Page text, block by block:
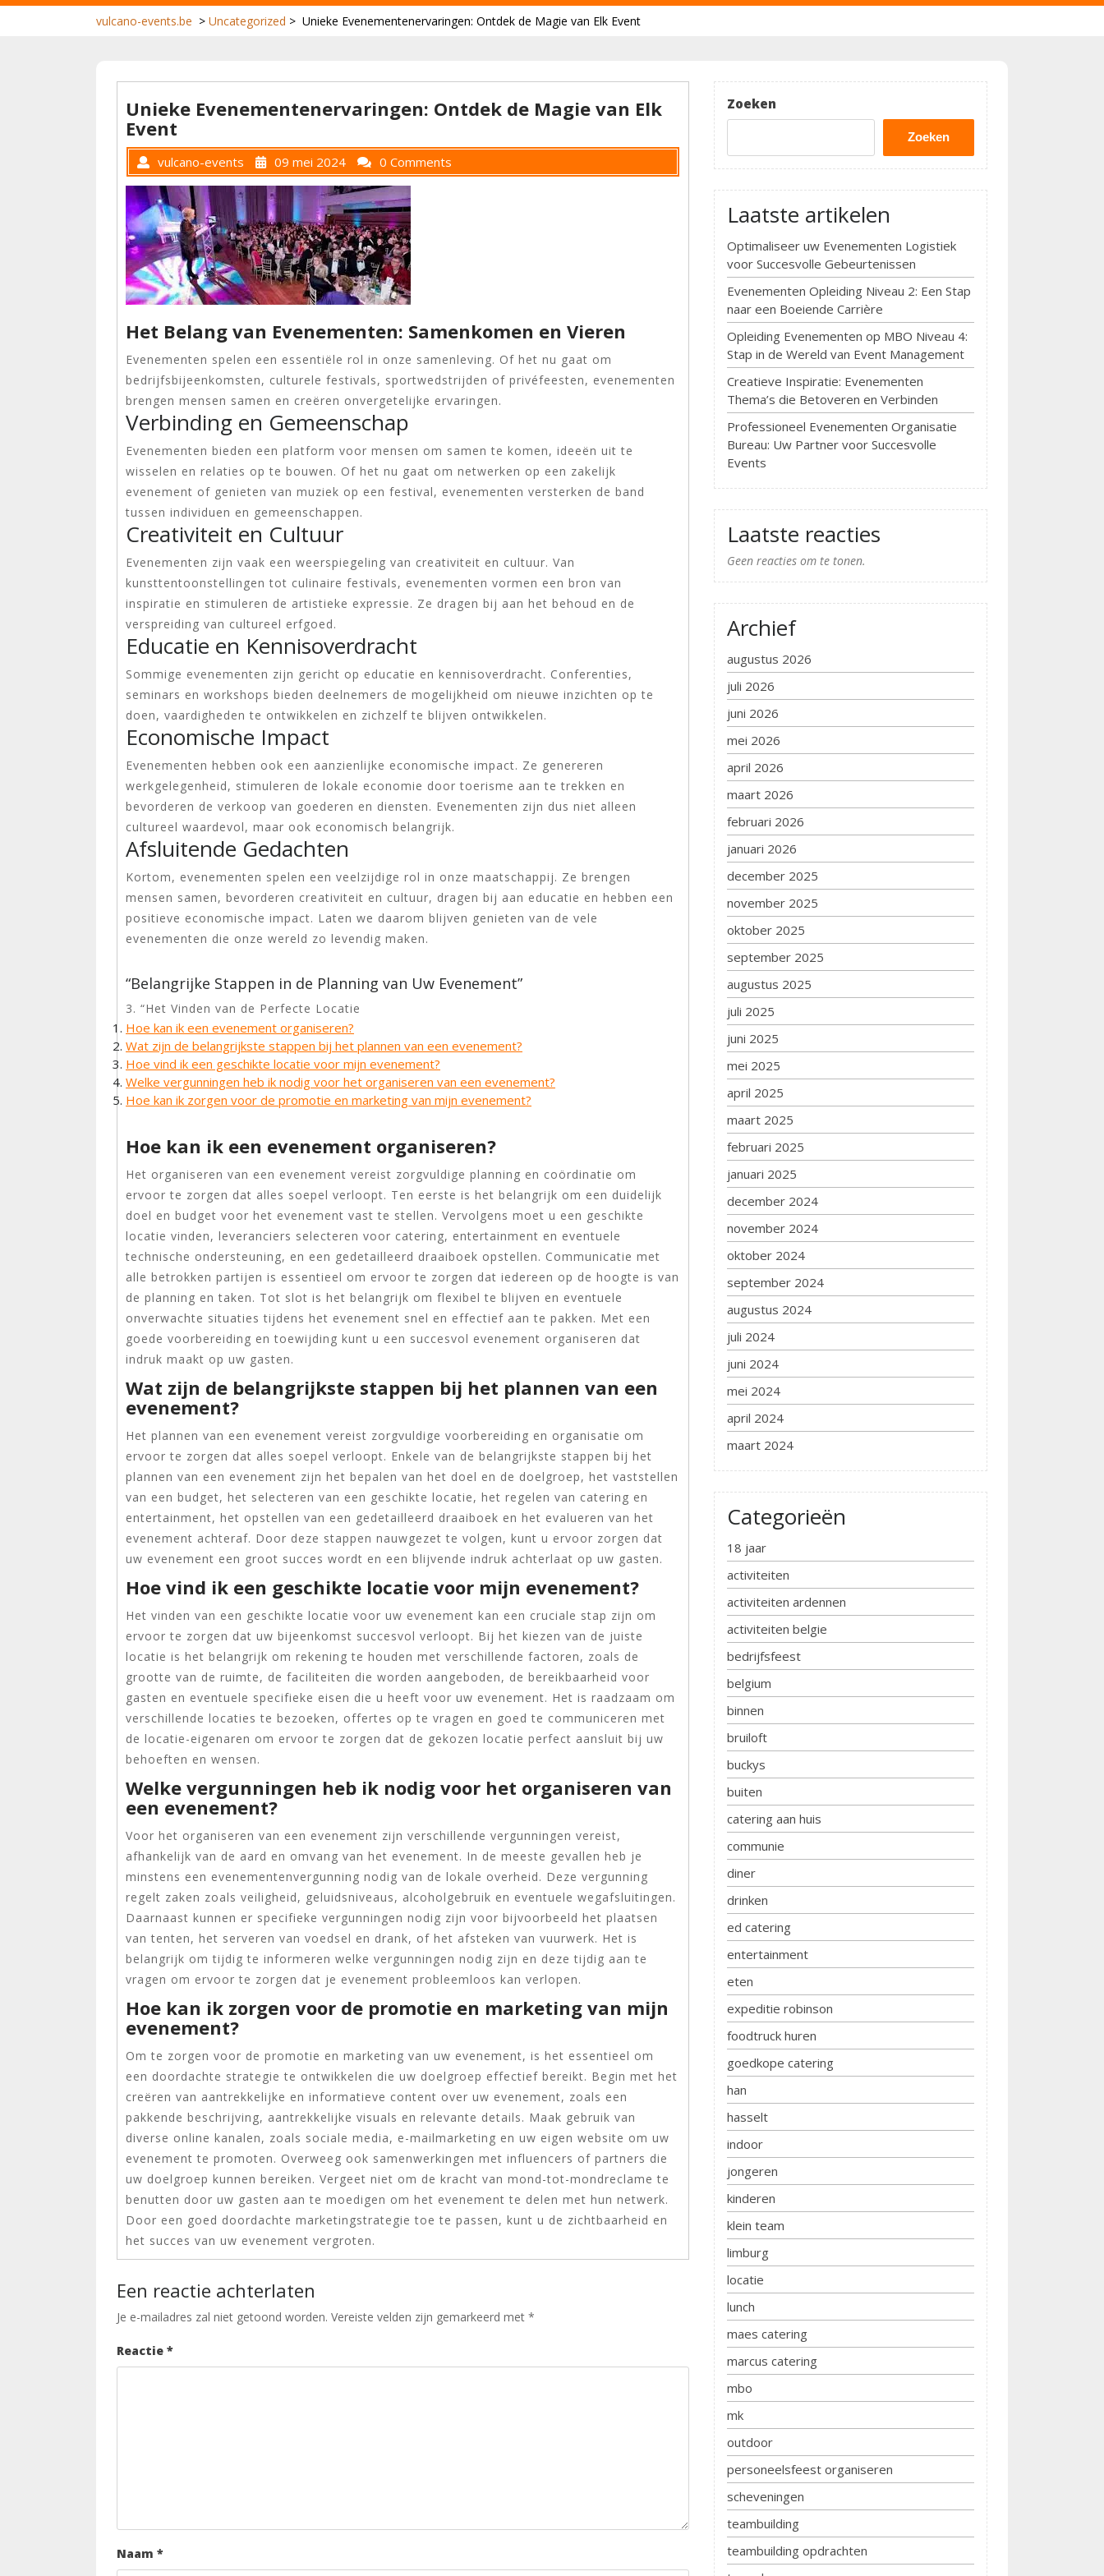
vulcano-events.be > Uncategorized > Unieke Evenementenervaringen: Ontdek de Magie van Elk Event
Unieke Evenementenervaringen: Ontdek de Magie van Elk
Event
vulcano-events 09 mei 2024 0 Comments
Het Belang van Evenementen: Samenkomen en Vieren
Evenementen spelen een essentiële rol in onze samenleving. Of het nu gaat om
bedrijfsbijeenkomsten, culturele festivals, sportwedstrijden of privéfeesten, evenementen
brengen mensen samen en creëren onvergetelijke ervaringen.
Verbinding en Gemeenschap
Evenementen bieden een platform voor mensen om samen te komen, ideeën uit te
wisselen en relaties op te bouwen. Of het nu gaat om netwerken op een zakelijk
evenement of genieten van muziek op een festival, evenementen versterken de band
tussen individuen en gemeenschappen.
Creativiteit en Cultuur
Evenementen zijn vaak een weerspiegeling van creativiteit en cultuur. Van
kunsttentoonstellingen tot culinaire festivals, evenementen vormen een bron van
inspiratie en stimuleren de artistieke expressie. Ze dragen bij aan het behoud en de
verspreiding van cultureel erfgoed.
Educatie en Kennisoverdracht
Sommige evenementen zijn gericht op educatie en kennisoverdracht. Conferenties,
seminars en workshops bieden deelnemers de mogelijkheid om nieuwe inzichten op te
doen, vaardigheden te ontwikkelen en zichzelf te blijven ontwikkelen.
Economische Impact
Evenementen hebben ook een aanzienlijke economische impact. Ze genereren
werkgelegenheid, stimuleren de lokale economie door toerisme aan te trekken en
bevorderen de verkoop van goederen en diensten. Evenementen zijn dus niet alleen
cultureel waardevol, maar ook economisch belangrijk.
Afsluitende Gedachten
Kortom, evenementen spelen een veelzijdige rol in onze maatschappij. Ze brengen
mensen samen, bevorderen creativiteit en cultuur, dragen bij aan educatie en hebben een
positieve economische impact. Laten we daarom blijven genieten van de vele
evenementen die onze wereld zo levendig maken.
“Belangrijke Stappen in de Planning van Uw Evenement”
3. “Het Vinden van de Perfecte Locatie
Hoe kan ik een evenement organiseren?
Wat zijn de belangrijkste stappen bij het plannen van een evenement?
Hoe vind ik een geschikte locatie voor mijn evenement?
Welke vergunningen heb ik nodig voor het organiseren van een evenement?
Hoe kan ik zorgen voor de promotie en marketing van mijn evenement?
Hoe kan ik een evenement organiseren?
Het organiseren van een evenement vereist zorgvuldige planning en coördinatie om
ervoor te zorgen dat alles soepel verloopt. Ten eerste is het belangrijk om een duidelijk
doel en budget voor het evenement vast te stellen. Vervolgens moet u een geschikte
locatie vinden, leveranciers selecteren voor catering, entertainment en eventuele
technische ondersteuning, en een gedetailleerd draaiboek opstellen. Communicatie met
alle betrokken partijen is essentieel om ervoor te zorgen dat iedereen op de hoogte is van
de planning en taken. Tot slot is het belangrijk om flexibel te blijven en eventuele
onverwachte situaties tijdens het evenement snel en effectief aan te pakken. Met een
goede voorbereiding en toewijding kunt u een succesvol evenement organiseren dat
indruk maakt op uw gasten.
Wat zijn de belangrijkste stappen bij het plannen van een
evenement?
Het plannen van een evenement vereist zorgvuldige voorbereiding en organisatie om
ervoor te zorgen dat alles soepel verloopt. Enkele van de belangrijkste stappen bij het
plannen van een evenement zijn het bepalen van het doel en de doelgroep, het vaststellen
van een budget, het selecteren van een geschikte locatie, het regelen van catering en
entertainment, het opstellen van een gedetailleerd draaiboek en het evalueren van het
evenement achteraf. Door deze stappen nauwgezet te volgen, kunt u ervoor zorgen dat
uw evenement een groot succes wordt en een blijvende indruk achterlaat op uw gasten.
Hoe vind ik een geschikte locatie voor mijn evenement?
Het vinden van een geschikte locatie voor uw evenement kan een cruciale stap zijn om
ervoor te zorgen dat uw bijeenkomst succesvol verloopt. Bij het kiezen van de juiste
locatie is het belangrijk om rekening te houden met verschillende factoren, zoals de
grootte van de ruimte, de faciliteiten die worden aangeboden, de bereikbaarheid voor
gasten en eventuele specifieke eisen die u heeft voor uw evenement. Het is raadzaam om
verschillende locaties te bezoeken, offertes op te vragen en goed te communiceren met
de locatie-eigenaren om ervoor te zorgen dat de gekozen locatie perfect aansluit bij uw
behoeften en wensen.
Welke vergunningen heb ik nodig voor het organiseren van
een evenement?
Voor het organiseren van een evenement zijn verschillende vergunningen vereist,
afhankelijk van de aard en omvang van het evenement. In de meeste gevallen heb je
minstens een evenementenvergunning nodig van de lokale overheid. Deze vergunning
regelt zaken zoals veiligheid, geluidsniveaus, alcoholgebruik en eventuele wegafsluitingen.
Daarnaast kunnen er specifieke vergunningen nodig zijn voor bijvoorbeeld het plaatsen
van tenten, het serveren van voedsel en drank, of het afsteken van vuurwerk. Het is
belangrijk om tijdig te informeren welke vergunningen nodig zijn en deze tijdig aan te
vragen om ervoor te zorgen dat je evenement probleemloos kan verlopen.
Hoe kan ik zorgen voor de promotie en marketing van mijn
evenement?
Om te zorgen voor de promotie en marketing van uw evenement, is het essentieel om
een doordachte strategie te ontwikkelen die uw doelgroep effectief bereikt. Begin met het
creëren van aantrekkelijke en informatieve content over uw evenement, zoals een
pakkende beschrijving, aantrekkelijke visuals en relevante details. Maak gebruik van
diverse online kanalen, zoals sociale media, e-mailmarketing en uw eigen website om uw
evenement te promoten. Overweeg ook samenwerkingen met influencers of partners die
uw doelgroep kunnen bereiken. Vergeet niet om de kracht van mond-tot-mondreclame te
benutten door uw gasten aan te moedigen om het evenement te delen met hun netwerk.
Door een goed doordachte marketingstrategie toe te passen, kunt u de zichtbaarheid en
het succes van uw evenement vergroten.
Een reactie achterlaten
Je e-mailadres zal niet getoond worden. Vereiste velden zijn gemarkeerd met *
Reactie *
Naam *
Zoeken
Zoeken
Laatste artikelen
Optimaliseer uw Evenementen Logistiek
voor Succesvolle Gebeurtenissen
Evenementen Opleiding Niveau 2: Een Stap
naar een Boeiende Carrière
Opleiding Evenementen op MBO Niveau 4:
Stap in de Wereld van Event Management
Creatieve Inspiratie: Evenementen
Thema’s die Betoveren en Verbinden
Professioneel Evenementen Organisatie
Bureau: Uw Partner voor Succesvolle
Events
Laatste reacties
Geen reacties om te tonen.
Archief
augustus 2026
juli 2026
juni 2026
mei 2026
april 2026
maart 2026
februari 2026
januari 2026
december 2025
november 2025
oktober 2025
september 2025
augustus 2025
juli 2025
juni 2025
mei 2025
april 2025
maart 2025
februari 2025
januari 2025
december 2024
november 2024
oktober 2024
september 2024
augustus 2024
juli 2024
juni 2024
mei 2024
april 2024
maart 2024
Categorieën
18 jaar
activiteiten
activiteiten ardennen
activiteiten belgie
bedrijfsfeest
belgium
binnen
bruiloft
buckys
buiten
catering aan huis
communie
diner
drinken
ed catering
entertainment
eten
expeditie robinson
foodtruck huren
goedkope catering
han
hasselt
indoor
jongeren
kinderen
klein team
limburg
locatie
lunch
maes catering
marcus catering
mbo
mk
outdoor
personeelsfeest organiseren
scheveningen
teambuilding
teambuilding opdrachten